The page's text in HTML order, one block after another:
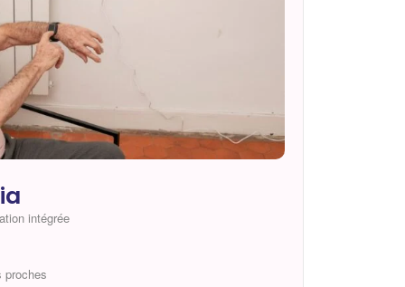
intégrée
proches